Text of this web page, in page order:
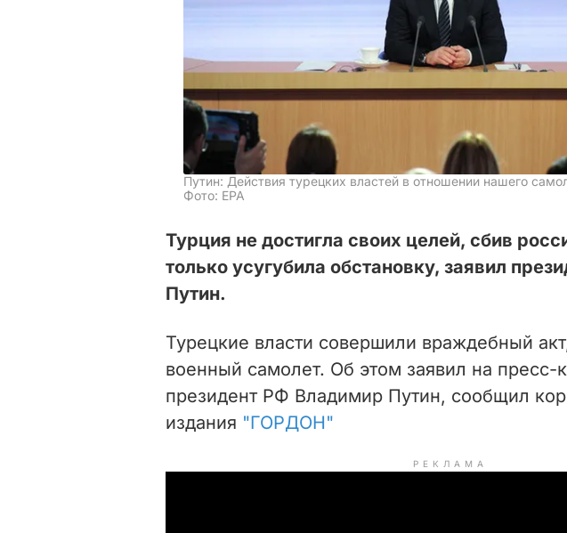
Путин: Действия турецких властей в отношении нашего
Фото: EPA
Турция не достигла своих целей, сбив
только усугубила обстановку, заявил
Путин.
Турецкие власти совершили враждебный
военный самолет. Об этом заявил на пресс-
президент РФ Владимир Путин, сообщил
издания "ГОРДОН"
РЕКЛАМА